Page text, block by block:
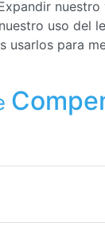
uso del
usarlos para